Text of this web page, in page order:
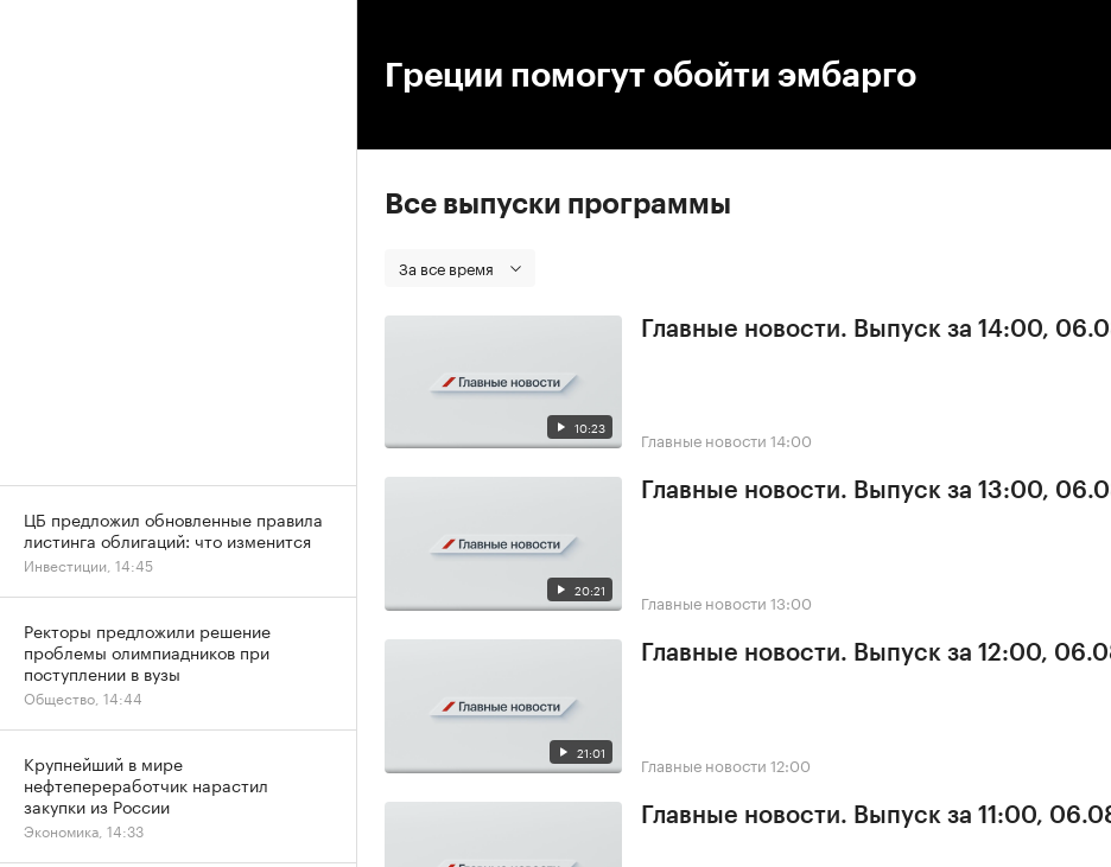
Греции помогут обойти эмбарго
Все выпуски программы
За все время
10:23
Главные новости. Выпуск за 14:00,
Главные новости 14:00
20:21
Главные новости. Выпуск за 13:00,
Главные новости 13:00
21:01
Главные новости. Выпуск за 12:00,
Главные новости 12:00
Главные новости. Выпуск за 11:00,
ЦБ предложил обновленные правила
листинга облигаций: что изменится
Инвестиции, 14:45
Ректоры предложили решение
проблемы олимпиадников при
поступлении в вузы
Общество, 14:44
Крупнейший в мире
нефтепереработчик нарастил
закупки из России
Экономика, 14:33